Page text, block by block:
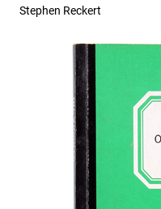
Stephen Reckert